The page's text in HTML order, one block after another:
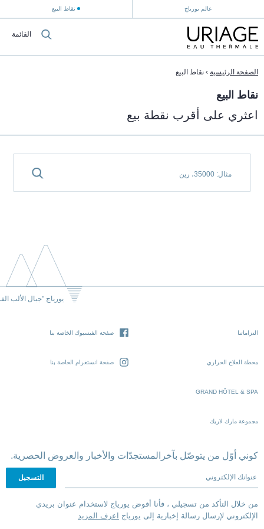
عالم يورياج نقاط البيع
القائمة
الصفحة الرئيسية › نقاط البيع
نقاط البيع
اعثري على أقرب نقطة بيع
يورياج "جبال الألب
التزاماتنا
محطة العلاج الحراري
GRAND HÔTEL & SPA
مجموعة مارك لاريك
صفحة الفيسبوك الخاصة بنا
صفحة انستغرام الخاصة بنا
كوني أوّل من يتوصّل بآخرالمستجدّات والأخبار والعروض الحصرية.
عنوانك الإلكتروني
من خلال التأكد من تسجيلي ، فأنا أفوض يورياج لاستخدام عنوان بريدي
الإلكتروني لإرسال رسالة إخبارية إلى يورياج
اعرف المزيد